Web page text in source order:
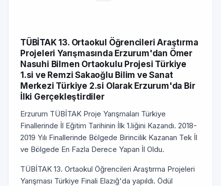
TÜBİTAK 13. Ortaokul Öğrencileri Araştırma
Projeleri Yarışmasında Erzurum'dan Ömer
Nasuhi Bilmen Ortaokulu Projesi Türkiye
1.si ve Remzi Sakaoğlu Bilim ve Sanat
Merkezi Türkiye 2.si Olarak Erzurum'da Bir
İlki Gerçekleştirdiler
Erzurum TÜBİTAK Proje Yarışmaları Türkiye
Finallerinde İl Eğitim Tarihinin İlk 1.liğini Kazandı. 2018-
2019 Yılı Finallerinde Bölgede Birincilik Kazanan Tek İl
ve Bölgede En Fazla Derece Yapan İl Oldu.
TÜBİTAK 13. Ortaokul Öğrencileri Araştırma Projeleri
Yarışması Türkiye Finali Elazığ'da yapıldı. Ödül